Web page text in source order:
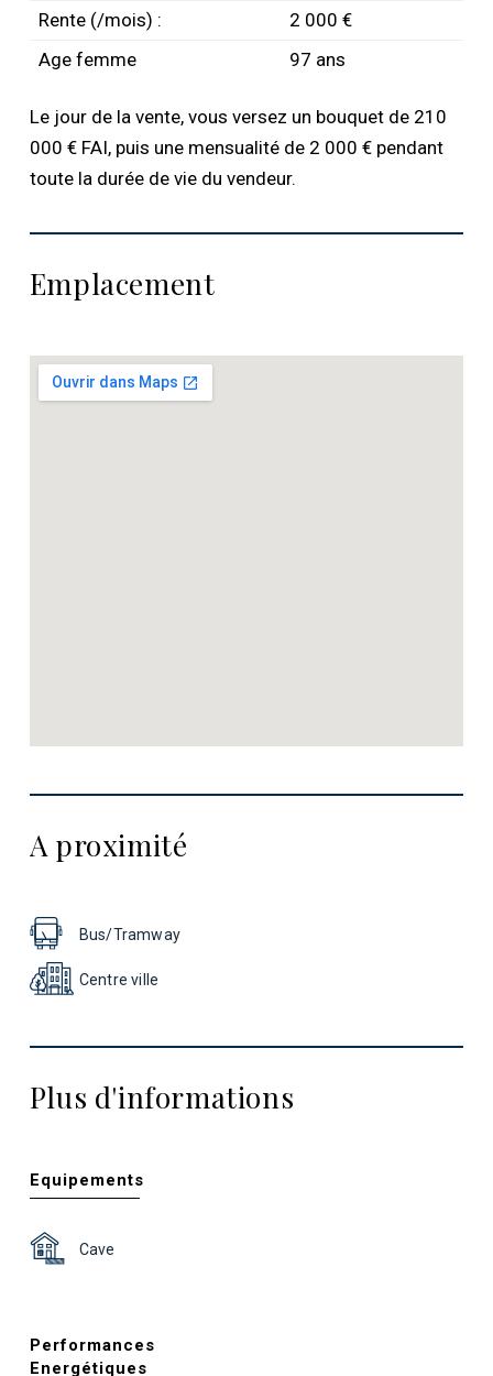
Rente (/mois) :
2 000 €
Age femme
97 ans
Le jour de la vente, vous versez un bouquet de 210
000 € FAI, puis une mensualité de 2 000 € pendant
toute la durée de vie du vendeur.
Emplacement
A proximité
Bus/Tramway
Centre ville
Plus d'informations
Equipements
Cave
Performances
Energétiques